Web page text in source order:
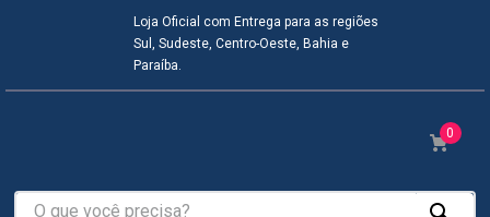
Loja Oficial com Entrega para as regiões
Sul, Sudeste, Centro-Oeste, Bahia e
Paraíba.
0
O que você precisa?